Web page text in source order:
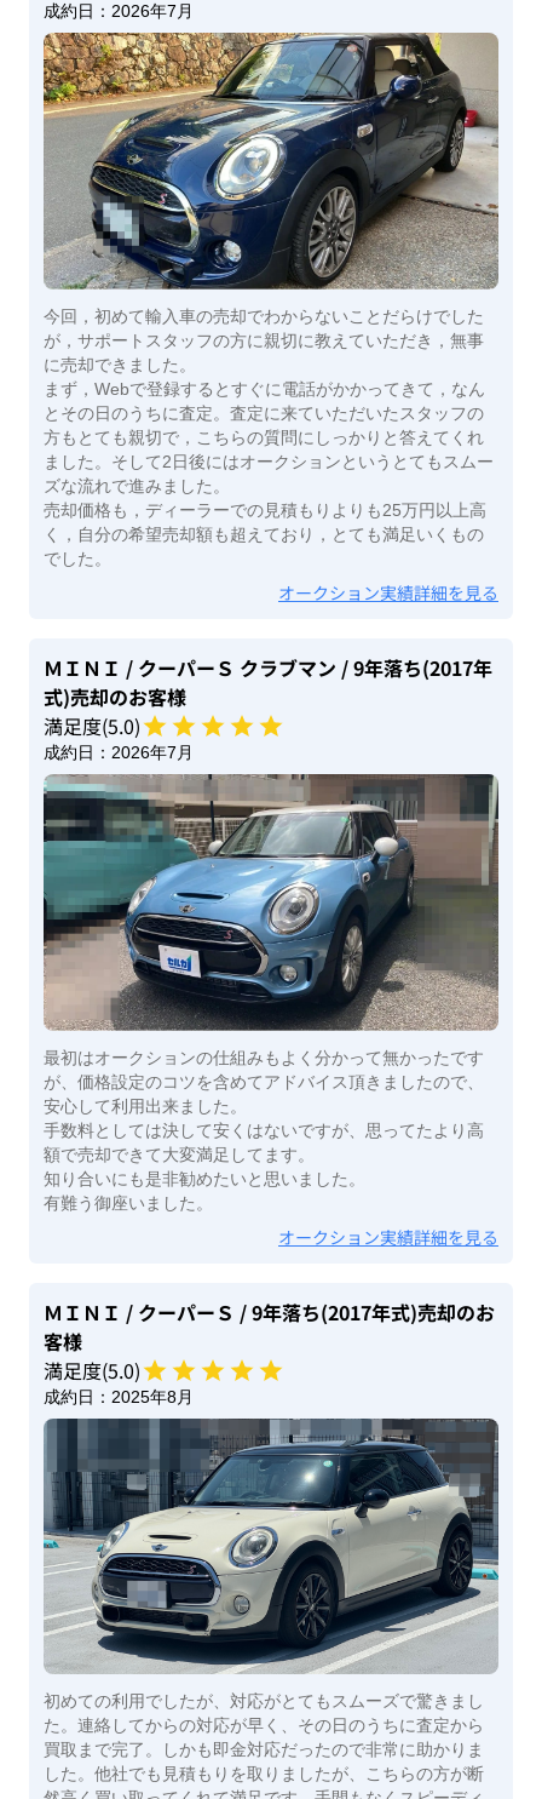
成約日： 2026年7月
今回，初めて輸入車の売却でわからないことだらけでした
が，サポートスタッフの方に親切に教えていただき，無事
に売却できました。
まず，Webで登録するとすぐに電話がかかってきて，なん
とその日のうちに査定。査定に来ていただいたスタッフの
方もとても親切で，こちらの質問にしっかりと答えてくれ
ました。そして2日後にはオークションというとてもスムー
ズな流れで進みました。
売却価格も，ディーラーでの見積もりよりも25万円以上高
く，自分の希望売却額も超えており，とても満足いくもの
でした。
オークション実績詳細を見る
ＭＩＮＩ / クーパーＳ クラブマン / 9年落ち(2017年
式)売却のお客様
満足度(5.0)
成約日： 2026年7月
最初はオークションの仕組みもよく分かって無かったです
が、価格設定のコツを含めてアドバイス頂きましたので、
安心して利用出来ました。
手数料としては決して安くはないですが、思ってたより高
額で売却できて大変満足してます。
知り合いにも是非勧めたいと思いました。
有難う御座いました。
オークション実績詳細を見る
ＭＩＮＩ / クーパーＳ / 9年落ち(2017年式)売却のお
客様
満足度(5.0)
成約日： 2025年8月
初めての利用でしたが、対応がとてもスムーズで驚きまし
た。連絡してからの対応が早く、その日のうちに査定から
買取まで完了。しかも即金対応だったので非常に助かりま
した。他社でも見積もりを取りましたが、こちらの方が断